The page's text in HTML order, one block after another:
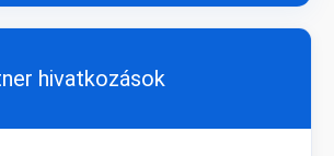
hivatkozások